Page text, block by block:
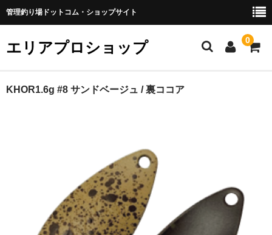
管理釣り場ドットコム・ショップサイト
エリアプロショップ 0
HOME
コール(KHOR)
KHOR1.6g #8 サンドベージュ / 裏ココア